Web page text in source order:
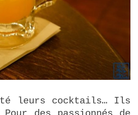
leurs cocktails… Ils